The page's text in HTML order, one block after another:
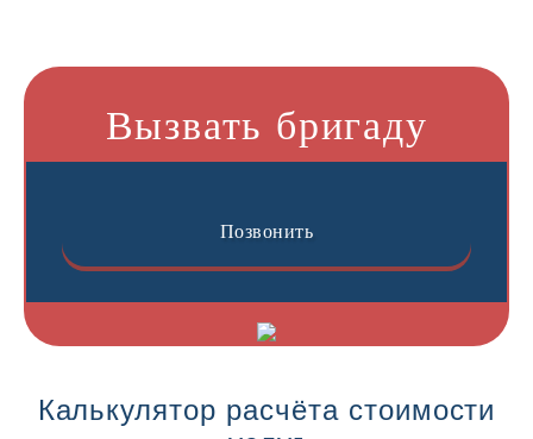
Вызвать бригаду
Позвонить
Калькулятор расчёта стоимости